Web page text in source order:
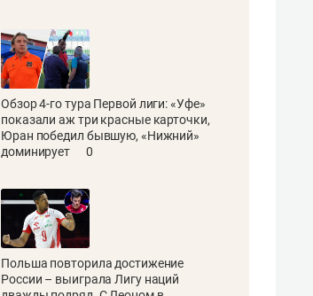
Обзор 4-го тура Первой лиги: «Уфе»
показали аж три красные карточки,
Юран победил бывшую, «Нижний»
доминирует
0
Польша повторила достижение
России – выиграла Лигу наций